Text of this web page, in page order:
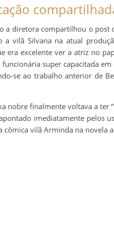
a diretora compartilhou o post
a vilã Silvana na atual
era excelente ver a atriz no
super capacitada
se ao trabalho anterior de
nobre finalmente voltava a ter
imediatamente pelos
cômica vilã Arminda na novela